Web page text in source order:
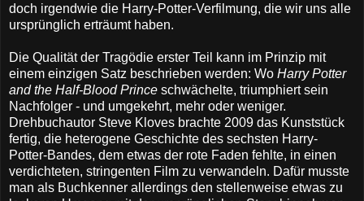
doch irgendwie die Harry-Potter-Verfilmung, die wir uns alle
ursprünglich erträumt haben.
Die Qualität der Tragödie erster Teil kann im Prinzip mit
einem einzigen Satz beschrieben werden: Wo Harry Potter
and the Half-Blood Prince schwächelte, triumphiert sein
Nachfolger - und umgekehrt, mehr oder weniger.
Drehbuchautor Steve Kloves brachte 2009 das Kunststück
fertig, die heterogene Geschichte des sechsten Harry-
Potter-Bandes, dem etwas der rote Faden fehlte, in einen
verdichteten, stringenten Film zu verwandeln. Dafür musste
man als Buchkenner allerdings den stellenweise etwas zu